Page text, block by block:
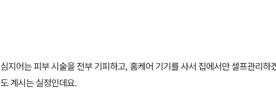
심지어는 피부 시술을 전부 기피하고, 홈케어 기기를 사서 집에서만 셀프관리하
도 계시는 실정인데요.